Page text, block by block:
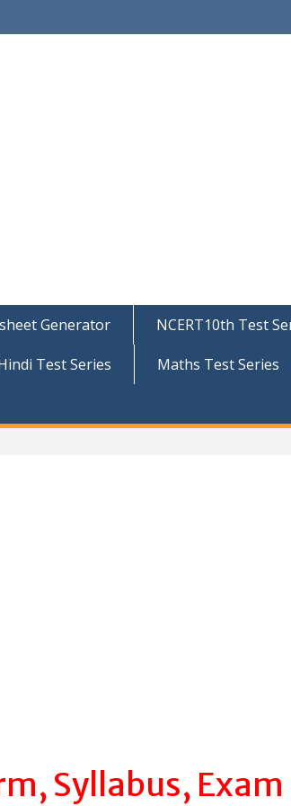
Generator NCERT10th Test
Test Series Maths Test Series
Syllabus, Exam